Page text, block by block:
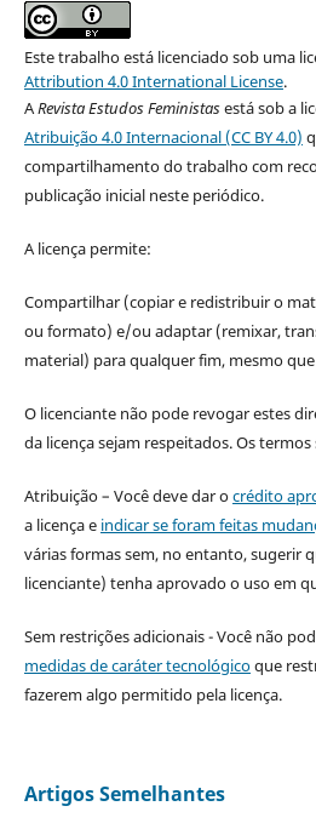
Este trabalho está licenciado sob uma
Attribution 4.0 International License.
ARevista Estudos Feministasestá sob a
Atribuição 4.0 Internacional (CC BY 4.0)
compartilhamento do trabalho com
publicação inicial neste periódico.
A licença permite:
Compartilhar (copiar e redistribuir o
ou formato) e/ou adaptar (remixar,
material) para qualquer fim, mesmo
O licenciante não pode revogar estes
da licença sejam respeitados. Os
Atribuição – Você deve dar ocrédito
a licença e indicar se foram feitas
várias formas sem, no entanto, sugerir
licenciante) tenha aprovado o uso em
Sem restrições adicionais - Você não
medidas de caráter tecnológicoque
fazerem algo permitido pela licença.
Artigos Semelhantes